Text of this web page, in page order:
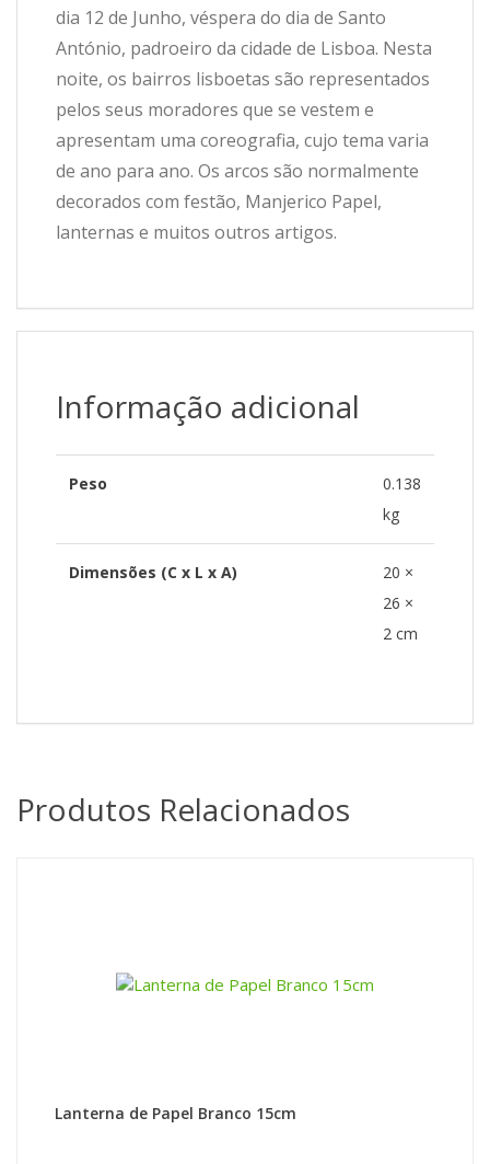
dia 12 de Junho, véspera do dia de Santo
António, padroeiro da cidade de Lisboa. Nesta
noite, os bairros lisboetas são representados
pelos seus moradores que se vestem e
apresentam uma coreografia, cujo tema varia
de ano para ano. Os arcos são normalmente
decorados com festão, Manjerico Papel,
lanternas e muitos outros artigos.
Informação adicional
Peso
0.138
kg
Dimensões (C x L x A)
20 ×
26 ×
2 cm
Produtos Relacionados
Lanterna de Papel Branco 15cm